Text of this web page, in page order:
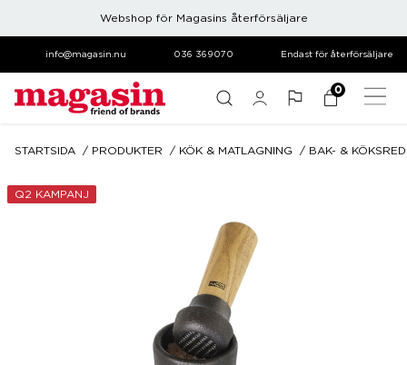
Webshop för Magasins återförsäljare
info@magasin.nu 036 369070 Endast för återförsäljare
0
STARTSIDA PRODUKTER KÖK & MATLAGNING BAK- &
Q2 KAMPANJ